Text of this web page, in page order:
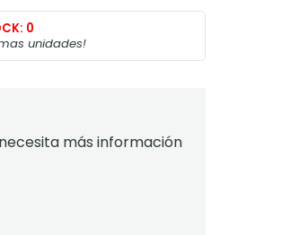
0
unidades!
más información